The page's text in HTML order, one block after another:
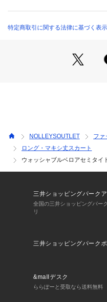
・手洗い可能なのも嬉しいポ
末永くご愛用頂くために、ア
上、着用又はお取り扱い下さい
※店頭及び屋外での撮影画像
て見える場合があります。商
をご参照下さい。
※商品画像に関しては出来る
り、実際の商品と比較し色味
※画像の商品はサンプルとな
特定商取引に関する法律に基づく表
NOLLEYSOUTLET ファ
ロング・マキシ丈スカート
ウォッシャブルベロアセミタイ
三井ショッピングパークア
全国の三井ショッピングパー
リ
三井ショッピングパークポ
&mallデスク
ららぽーと受取なら送料無料